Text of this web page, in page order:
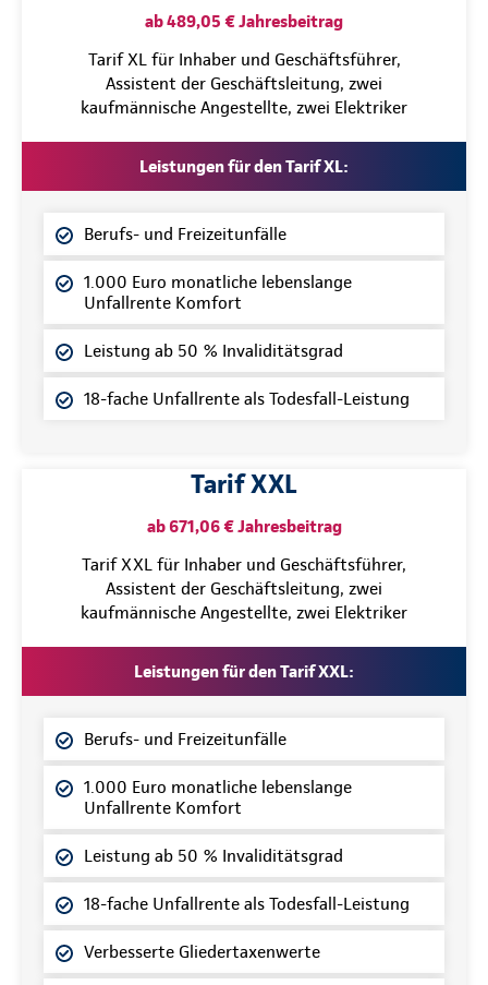
ab 489,05 € Jahresbeitrag
Tarif XL für Inhaber und Geschäftsführer,
Assistent der Geschäftsleitung, zwei
kaufmännische Angestellte, zwei Elektriker
Leistungen für den Tarif XL:
Berufs- und Freizeitunfälle
1.000 Euro monatliche lebenslange
Unfallrente Komfort
Leistung ab 50 % Invaliditätsgrad
18-fache Unfallrente als Todesfall-Leistung
Tarif XXL
ab 671,06 € Jahresbeitrag
Tarif XXL für Inhaber und Geschäftsführer,
Assistent der Geschäftsleitung, zwei
kaufmännische Angestellte, zwei Elektriker
Leistungen für den Tarif XXL:
Berufs- und Freizeitunfälle
1.000 Euro monatliche lebenslange
Unfallrente Komfort
Leistung ab 50 % Invaliditätsgrad
18-fache Unfallrente als Todesfall-Leistung
Verbesserte Gliedertaxenwerte